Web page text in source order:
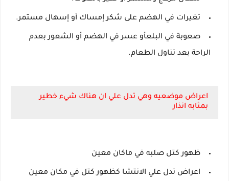
تغيرات في الهضم على شكر إمساك أو إسهال مستمر.
صعوبة في البلعأو عسر في الهضم أو الشعور بعدم
الراحة بعد تناول الطعام.
اعراض موضعيه وهي تدل علي ان هناك شيء خطير
بمثابه انذار
ظهور كتل صلبه في ماكان معين
اعراض تدل علي الانتشا كظهور كتل في مكان معين